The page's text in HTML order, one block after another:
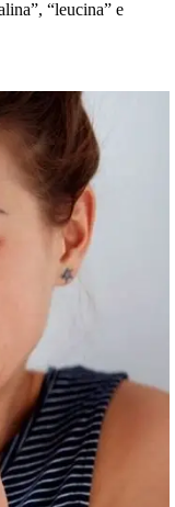
“leucina” e